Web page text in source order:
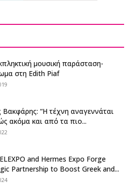
μουσική παράσταση-
στη Edith Piaf
Βακφάρης: “Η τέχνη αναγεννάται
ακόμα και από τα πιο...
and Hermes Expo Forge
Partnership to Boost Greek and...